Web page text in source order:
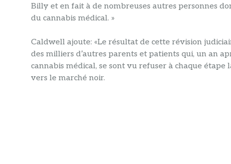
Billy et en fait à de nombreuses autres personnes
du cannabis médical. »
Caldwell ajoute: «Le résultat de cette révision
des milliers d’autres parents et patients qui, un an
cannabis médical, se sont vu refuser à chaque
vers le marché noir.